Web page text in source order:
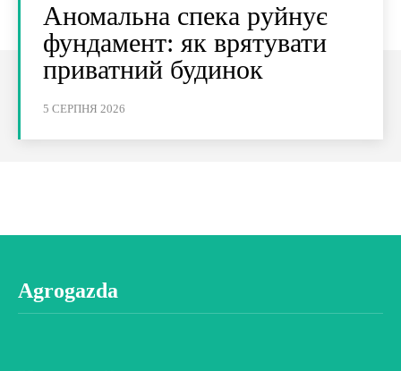
Аномальна спека руйнує
фундамент: як врятувати
приватний будинок
5 СЕРПНЯ 2026
Agrogazda